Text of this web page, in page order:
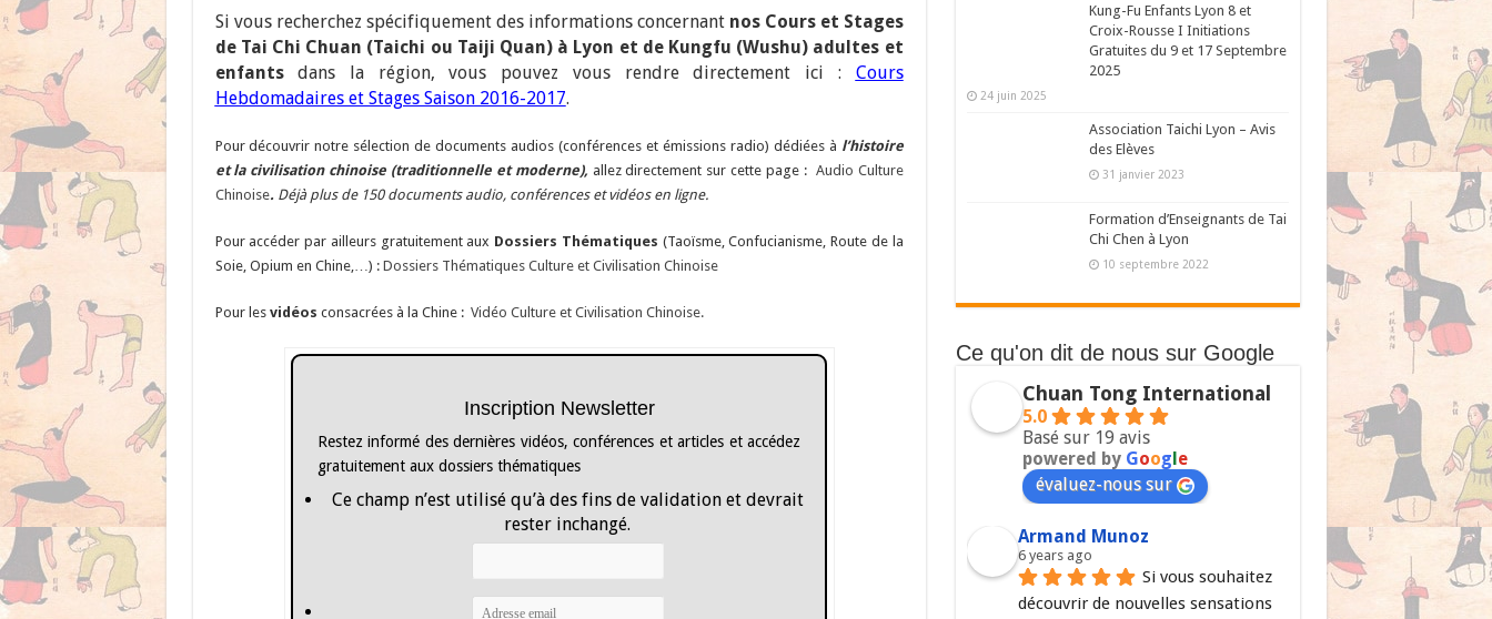
Si vous recherchez spécifiquement des informations concernant nos Cours et Stages
de Tai Chi Chuan (Taichi ou Taiji Quan) à Lyon et de Kungfu (Wushu) adultes et
enfantsdans la région, vous pouvez vous rendre directement ici : Cours
Hebdomadaires et Stages Saison 2016-2017.
Pour découvrir notre sélection de documents audios (conférences et émissions radio) dédiées à l’histoire
et la civilisation chinoise (traditionnelle et moderne), allez directement sur cette page : Audio Culture
Chinoise. Déjà plus de 150 documents audio, conférences et vidéos en ligne.
Pour accéder par ailleurs gratuitement aux Dossiers Thématiques (Taoïsme, Confucianisme, Route de la
Soie, Opium en Chine,…) : Dossiers Thématiques Culture et Civilisation Chinoise
Pour les vidéos consacrées à la Chine : Vidéo Culture et Civilisation Chinoise.
Inscription Newsletter
Restez informé des dernières vidéos, conférences et articles et accédez
gratuitement aux dossiers thématiques
Ce champ n’est utilisé qu’à des fins de validation et devrait
rester inchangé.
Kung-Fu Enfants Lyon 8 et
Croix-Rousse I Initiations
Gratuites du 9 et 17 Septembre
2025
24 juin 2025
Association Taichi Lyon – Avis
des Elèves
31 janvier 2023
Formation d’Enseignants de Tai
Chi Chen à Lyon
10 septembre 2022
Ce qu'on dit de nous sur Google
Chuan Tong International
5.0
Basé sur 19 avis
powered by Goog e
évaluez-nous sur
Armand Munoz
6 years ago
Si vous souhaitez
découvrir de nouvelles sensations